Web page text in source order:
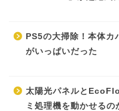
PS5の大掃除！本体カ
がいっぱいだった
太陽光パネルと
ミ処理機を動かせるの